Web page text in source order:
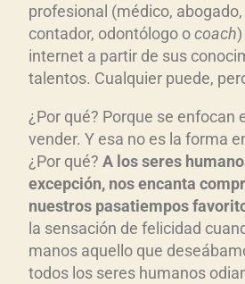
profesional (médico,
contador, odontólogo ocoach
internet a partir de sus
talentos. Cualquier puede,
¿Por qué? Porque se enfocan
vender. Y esa no es la forma
¿Por qué? A los seres
excepción, nos encanta
nuestros pasatiempos
la sensación de felicidad
manos aquello que
todos los seres humanos